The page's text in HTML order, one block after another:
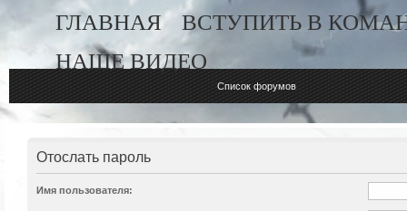
ГЛАВНАЯ
ВСТУПИТЬ В
НАШЕ ВИДЕО
Список форумов
Отослать пароль
Имя пользователя: